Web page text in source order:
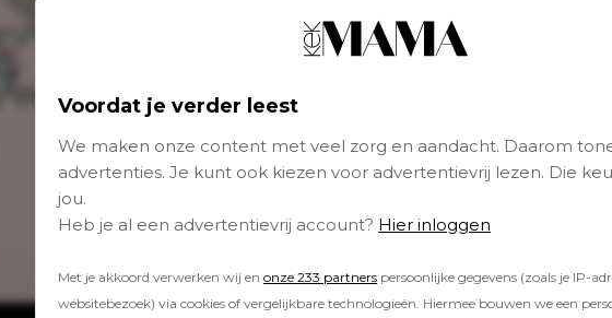
Voordat je verder leest
We maken onze content met veel zorg en aandacht. Daarom
advertenties. Je kunt ook kiezen voor advertentievrij lezen. Die
jou.
Heb je al een advertentievrij account? Hier inloggen
Met je akkoord verwerken wij en onze 233 partners persoonlijke gegevens (zoals je IP-
websitebezoek) via cookies of vergelijkbare technologieën. Hiermee bouwen we een
Plonsplezier in
Nederland: de
NIEUWS